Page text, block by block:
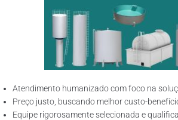
Atendimento humanizado com foco na
Preço justo, buscando melhor custo-
Equipe rigorosamente selecionada e